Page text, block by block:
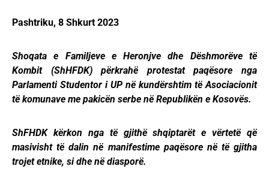
Pashtriku, 8 Shkurt 2023
Shoqata e Familjeve e Heronjve dhe Dëshmorëve të
Kombit (ShHFDK) përkrahë protestat paqësore nga
Parlamenti Studentor i UP në kundërshtim të Asociacionit
të komunave me pakicën serbe në Republikën e Kosovës.
ShFHDK kërkon nga të gjithë shqiptarët e vërtetë që
masivisht të dalin në manifestime paqësore në të gjitha
trojet etnike, si dhe në diasporë.